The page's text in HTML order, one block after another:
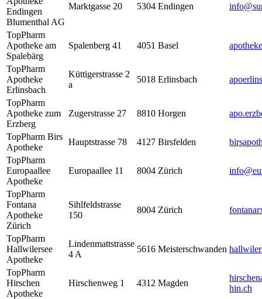
Endingen
Blumenthal AG
Marktgasse 20 5304 Endingen
TopPharm
Apotheke am
Spalebärg
Spalenberg 41 4051 Basel
TopPharm
Apotheke
Erlinsbach
Küttigerstrasse 2
a
5018 Erlinsbach
TopPharm
Apotheke zum
Erzberg
Zugerstrasse 27 8810 Horgen
TopPharm Birs
Apotheke
Hauptstrasse 78 4127 Birsfelden
TopPharm
Europaallee
Apotheke
Europaallee 11 8004 Zürich
TopPharm
Fontana
Apotheke
Zürich
Sihlfeldstrasse
150
8004 Zürich
TopPharm
Hallwilersee
Apotheke
Lindenmattstrasse
4 A
5616 Meisterschwanden
TopPharm
Hirschen
Apotheke
Hirschenweg 1 4312 Magden
hin.ch